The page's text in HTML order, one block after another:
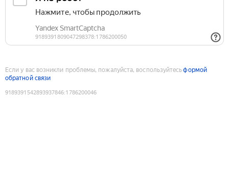
Если у вас возникли проблемы, пожалуйста, воспользуйтесьформой
обратной связи
9189391542893937846:1786200046